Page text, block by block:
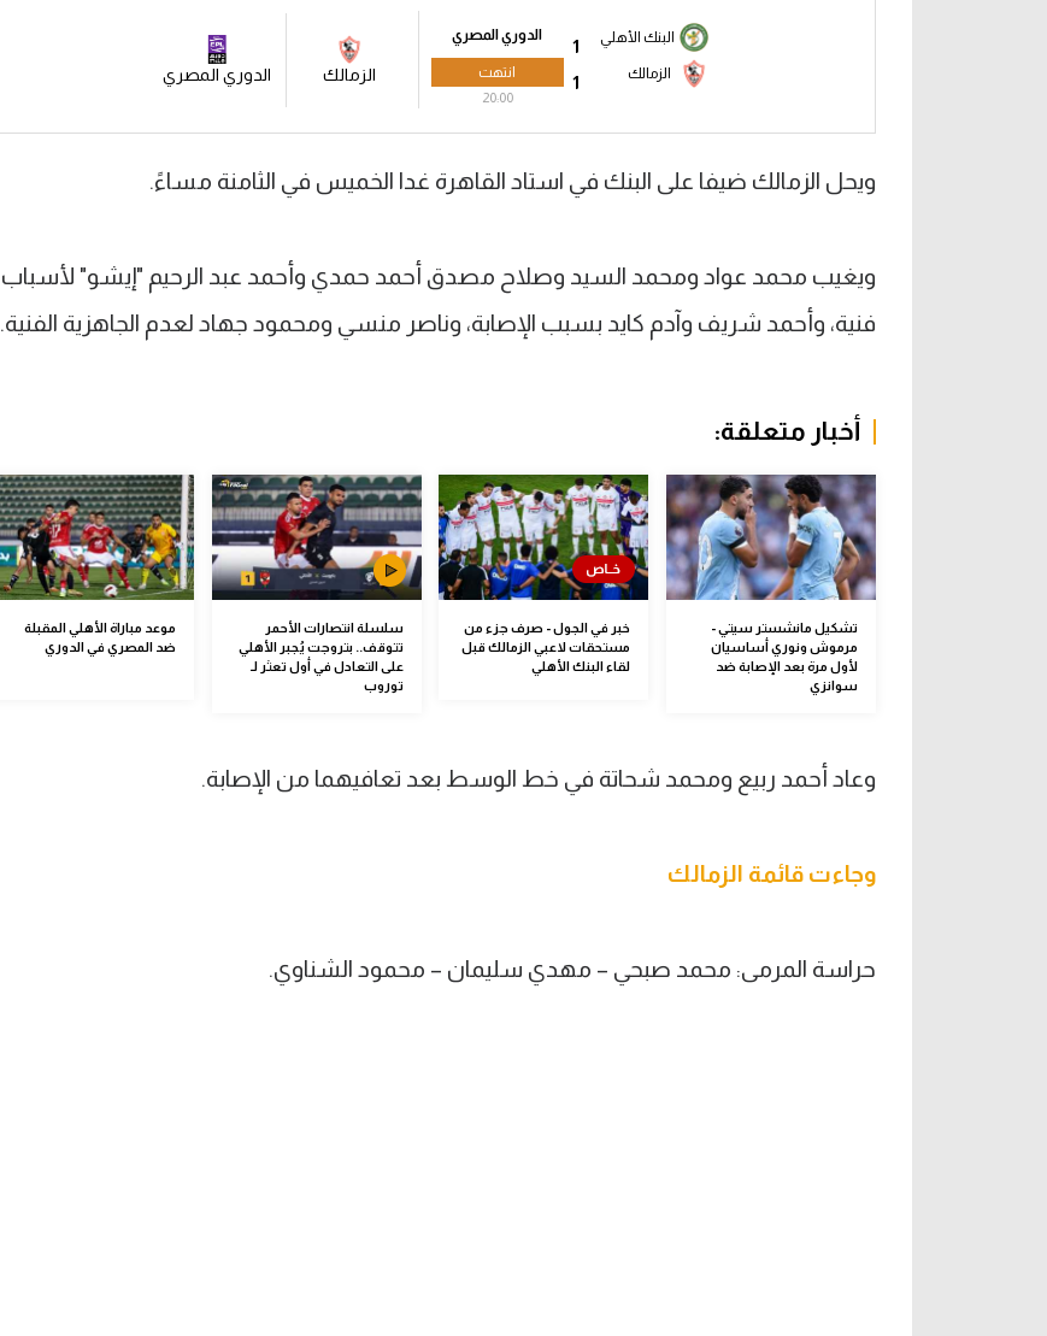
1
البنك الأهلي
1
الزمالك
الدوري المصري
انتهت
20:00
الزمالك الدوري المصري
ويحل الزمالك ضيفا على البنك في استاد القاهرة غدا الخميس في الثامنة مساءً.
ويغيب محمد عواد ومحمد السيد وصلاح مصدق أحمد حمدي وأحمد عبد الرحيم "إيشو" لأسباب
فنية، وأحمد شريف وآدم كايد بسبب الإصابة، وناصر منسي ومحمود جهاد لعدم الجاهزية الفنية.
أخبار متعلقة:
تشكيل مانشستر سيتي -
مرموش ونوري أساسيان
لأول مرة بعد الإصابة ضد
سوانزي
خبر في الجول - صرف جزء من
مستحقات لاعبي الزمالك قبل
لقاء البنك الأهلي
سلسلة انتصارات الأحمر
تتوقف.. بتروجت يُجبر الأهلي
على التعادل في أول تعثر لـ
توروب
موعد مباراة الأهلي المقبلة
ضد المصري في الدوري
وعاد أحمد ربيع ومحمد شحاتة في خط الوسط بعد تعافيهما من الإصابة.
وجاءت قائمة الزمالك
حراسة المرمى: محمد صبحي – مهدي سليمان – محمود الشناوي.